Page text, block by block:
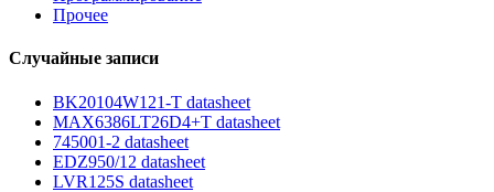
Прочее
Случайные записи
BK20104W121-T datasheet
MAX6386LT26D4+T datasheet
745001-2 datasheet
EDZ950/12 datasheet
LVR125S datasheet